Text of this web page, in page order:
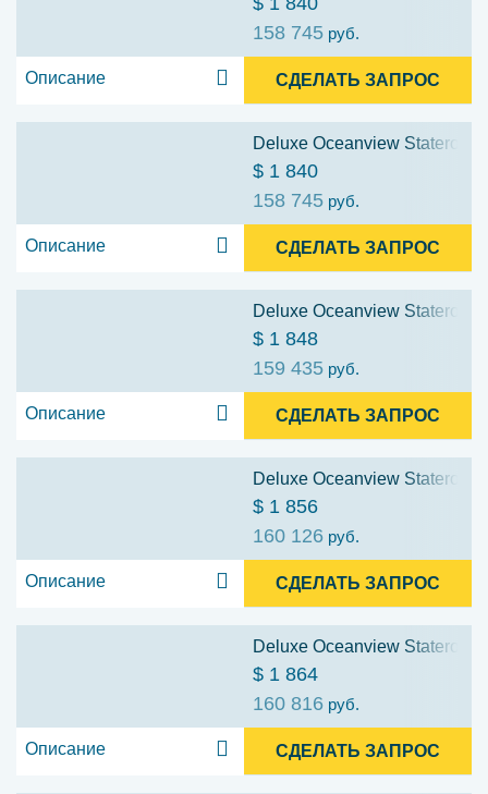
158 745 руб.
Описание СДЕЛАТЬ ЗАПРОС
Deluxe Oceanview
$ 1 840
158 745 руб.
Описание СДЕЛАТЬ ЗАПРОС
Deluxe Oceanview
$ 1 848
159 435 руб.
Описание СДЕЛАТЬ ЗАПРОС
Deluxe Oceanview
$ 1 856
160 126 руб.
Описание СДЕЛАТЬ ЗАПРОС
Deluxe Oceanview
$ 1 864
160 816 руб.
Описание СДЕЛАТЬ ЗАПРОС